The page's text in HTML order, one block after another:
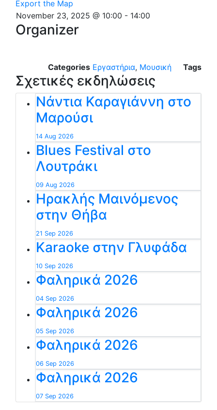
Export the Map
November 23, 2025 @ 10:00 - 14:00
Organizer
Categories Εργαστήρια, Μουσική Tags
Σχετικές εκδηλώσεις
Νάντια Καραγιάννη στο
Μαρούσι
14 Aug 2026
Blues Festival στο
Λουτράκι
09 Aug 2026
Ηρακλής Μαινόμενος
στην Θήβα
21 Sep 2026
Karaoke στην Γλυφάδα
10 Sep 2026
Φαληρικά 2026
04 Sep 2026
Φαληρικά 2026
05 Sep 2026
Φαληρικά 2026
06 Sep 2026
Φαληρικά 2026
07 Sep 2026